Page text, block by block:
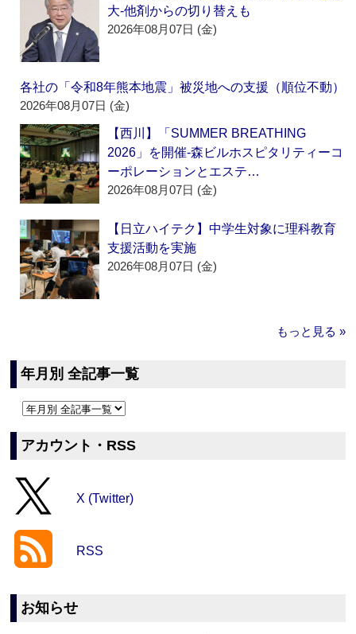
大‐他剤からの切り替えも
2026年08月07日 (金)
各社の「令和8年熊本地震」被災地への支援（順位不動）
2026年08月07日 (金)
【西川】「SUMMER BREATHING
2026」を開催‐森ビルホスピタリティーコ
ーポレーションとエステ…
2026年08月07日 (金)
【日立ハイテク】中学生対象に理科教育
支援活動を実施
2026年08月07日 (金)
もっと見る »
年月別 全記事一覧
アカウント・RSS
X (Twitter)
RSS
お知らせ